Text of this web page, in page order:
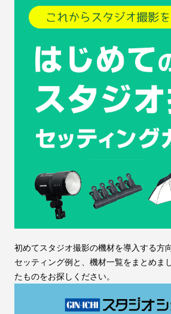
初めてスタジオ撮影の機材を導入する方
セッティング例と、機材一覧をまとめま
たものをお探しください。